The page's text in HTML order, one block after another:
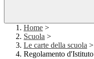
Home >
Scuola >
Le carte della scuola >
Regolamento d'Istituto